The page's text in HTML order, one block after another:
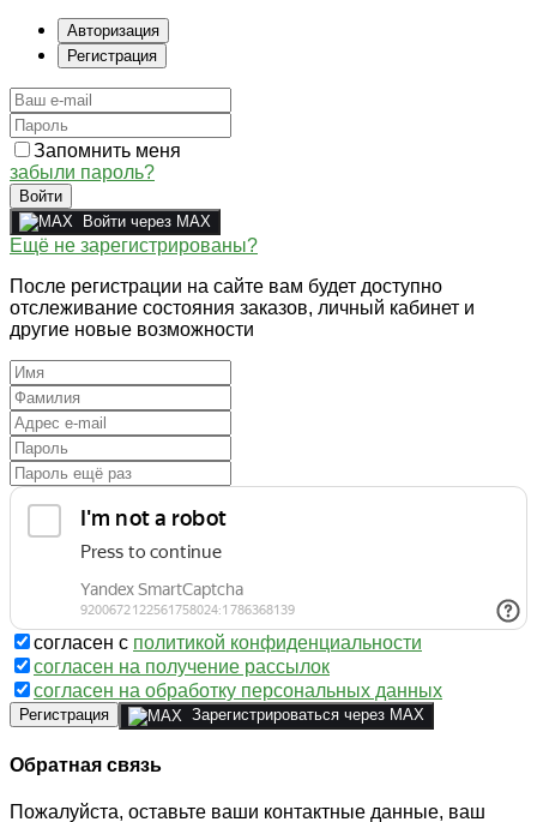
Авторизация
Регистрация
Запомнить меня
забыли пароль?
Войти
Войти через MAX
Ещё не зарегистрированы?
После регистрации на сайте вам будет доступно
отслеживание состояния заказов, личный кабинет и
другие новые возможности
согласен с политикой конфиденциальности
согласен на получение рассылок
согласен на обработку персональных данных
Регистрация Зарегистрироваться через MAX
Обратная связь
Пожалуйста, оставьте ваши контактные данные, ваш